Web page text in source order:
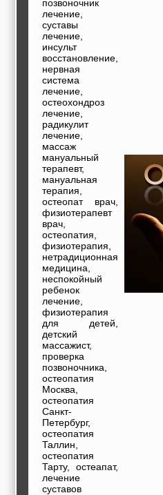
тренинги, семинары,
повышение
квалификации
Промышленное
оборудование:
заводы, предприятия,
фабрики, легкая
промышленность,
металлургия
Развлечения и
активный отдых:
спортклубы, фитнес,
бильярд, боулинг,
кино, спорттовары,
экстим
Строительство и
ремонт: проектные
работы,
строительные и
отделочные
материалы,
строительные
машины и техника,
все для
коммуникаций
Туризм, отдых,
путешествия,
авиакомпании, ж/д
перевозки,
пансионаты, отели,
гостинницы
Трудоустройство,
кадровые агентства,
крюининг
Программирование
сайта
позвоночник
лечение,
суставы
лечение,
инсульт
восстановление,
нервная
система
лечение,
остеохондроз
лечение,
радикулит
лечение,
массаж
мануальный
терапевт,
мануальная
терапия,
остеопат врач,
физиотерапевт
врач,
остеопатия,
физиотерапия,
нетрадиционная
медицина,
неспокойный
ребенок
лечение,
физиотерапия
для детей,
детский
массажист,
проверка
позвоночника,
остеопатия
Москва,
остеопатия
Санкт-
Петербург,
остеопатия
Таллин,
остеопатия
Тарту, остеапат,
лечение
суставов